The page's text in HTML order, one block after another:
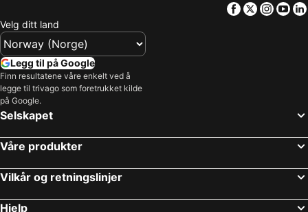
Facebook
Twitter
Velg ditt land
Legg til på Google
Finn resultatene våre enkelt ved å
legge til trivago som foretrukket kilde
på Google.
Selskapet
Våre produkter
Vilkår og retningslinjer
Hjelp